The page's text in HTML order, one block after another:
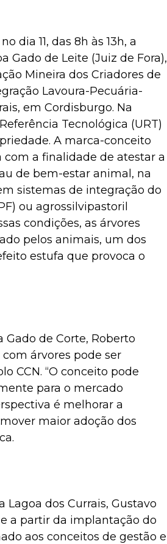
dia 11, das 8h às 13h, a
Gado de Leite (Juiz de Fora),
Mineira dos Criadores de
Lavoura-Pecuária-
em Cordisburgo. Na
Tecnológica (URT)
A marca-conceito
com a finalidade de atestar a
de bem-estar animal, na
sistemas de integração do
ou agrossilvipastoril
condições, as árvores
pelos animais, um dos
estufa que provoca o
de Corte, Roberto
árvores pode ser
CCN. “O conceito pode
para o mercado
é melhorar a
maior adoção dos
dos Currais, Gustavo
a partir da implantação do
aos conceitos de gestão e